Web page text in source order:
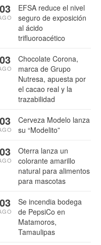
EFSA reduce el nivel
seguro de exposición
al ácido
trifluoroacético
03
Chocolate Corona,
marca de Grupo
Nutresa, apuesta por
el cacao real y la
trazabilidad
03
Cerveza Modelo lanza
su “Modelito”
03
Oterra lanza un
colorante amarillo
natural para alimentos
para mascotas
03
Se incendia bodega
de PepsiCo en
Matamoros,
Tamaulipas
03